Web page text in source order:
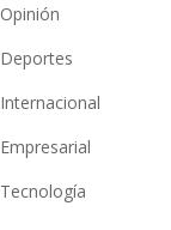
Opinión
Deportes
Internacional
Empresarial
Tecnología